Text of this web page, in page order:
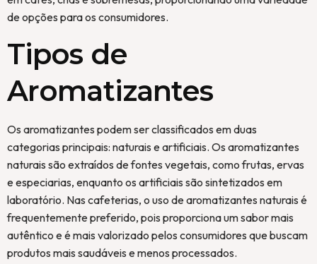
de opções para os consumidores.
Tipos de
Aromatizantes
Os aromatizantes podem ser classificados em duas
categorias principais: naturais e artificiais. Os aromatizantes
naturais são extraídos de fontes vegetais, como frutas, ervas
e especiarias, enquanto os artificiais são sintetizados em
laboratório. Nas cafeterias, o uso de aromatizantes naturais é
frequentemente preferido, pois proporciona um sabor mais
autêntico e é mais valorizado pelos consumidores que buscam
produtos mais saudáveis e menos processados.